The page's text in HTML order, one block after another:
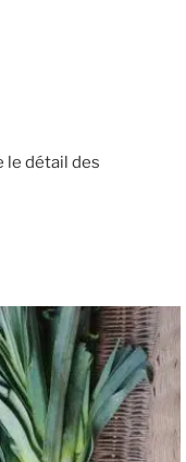
le détail des